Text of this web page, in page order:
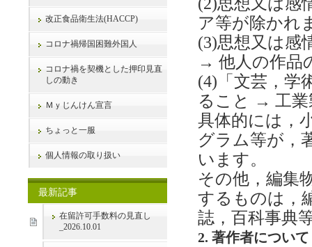
(2)思想又は感
ア等が除かれ
(3)思想又は感
→ 他人の作品
(4)「文芸，学
ること → 工業
具体的には，
グラム等が，
います。
その他，編集
するものは，
誌，百科事典
2. 著作者について
改正食品衛生法(HACCP)
コロナ禍帰国困難外国人
コロナ禍を契機とした押印見直
しの動き
Ｍｙじんけん宣言
ちょっと一服
個人情報の取り扱い
最新記事
在留許可手数料の見直し
_2026.10.01